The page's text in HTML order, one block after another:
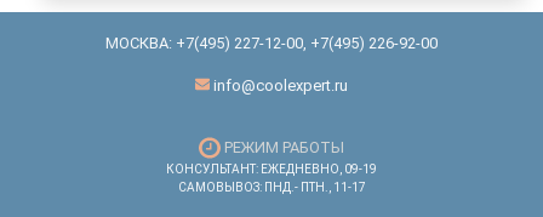
МОСКВА: +7(495) 227-12-00 +7(495) 226-92-00
info@coolexpert.ru
РЕЖИМ РАБОТЫ
КОНСУЛЬТАНТ: ЕЖЕДНЕВНО, 09-19
САМОВЫВОЗ: ПНД.- ПТН., 11-17